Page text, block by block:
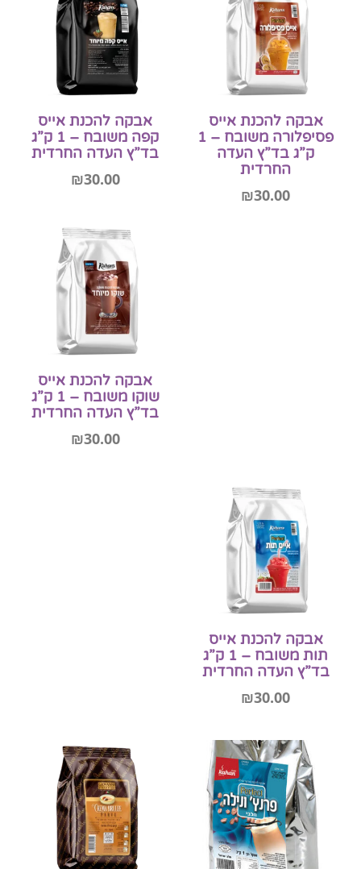
אבקה להכנת אייס
פסיפלורה משובח – 1
ק”ג בד”ץ העדה
החרדית
₪30.00
אבקה להכנת אייס
קפה משובח – 1 ק”ג
בד”ץ העדה החרדית
₪30.00
הוספה לסל
אבקה להכנת אייס
שוקו משובח – 1 ק”ג
בד”ץ העדה החרדית
₪30.00
אבקה להכנת אייס
תות משובח – 1 ק”ג
בד”ץ העדה החרדית
₪30.00
הוספה לסל